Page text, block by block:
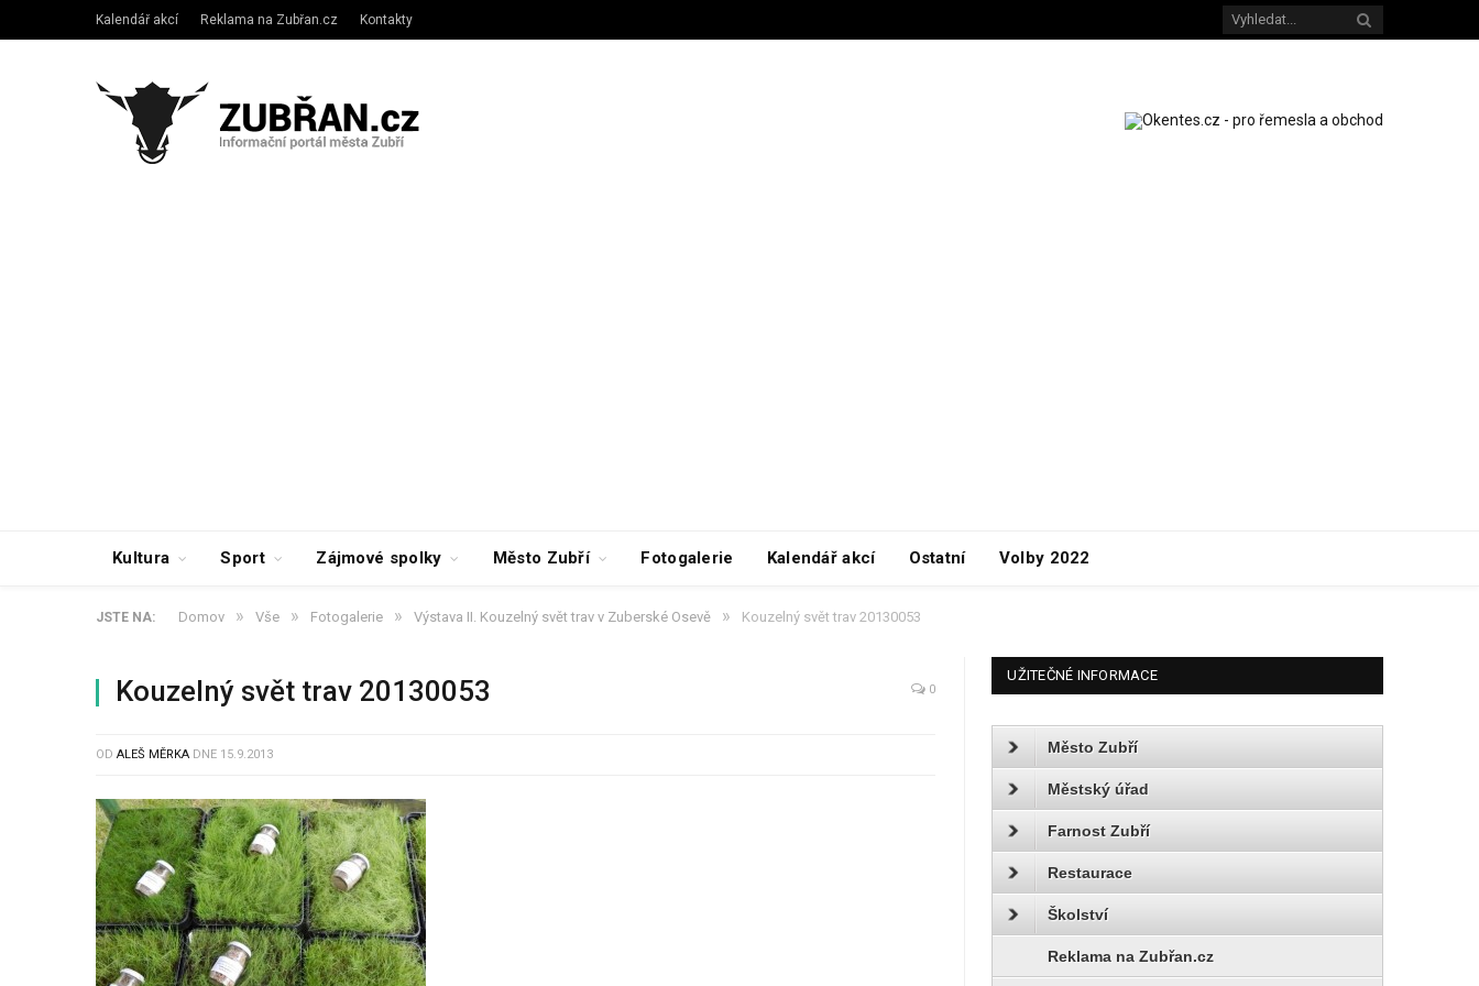
Kalendář akcí Reklama na Zubřan.cz Kontakty
Kultura Sport Zájmové spolky Město Zubří Fotogalerie Kalendář akcí Ostatní Volby 2022
JSTE NA: Domov » Vše » Fotogalerie » Výstava II. Kouzelný svět trav v Zuberské Osevě » Kouzelný svět trav 20130053
Kouzelný svět trav 20130053 0
OD ALEŠ MĚRKA DNE 15.9.2013
UŽITEČNÉ INFORMACE
Město Zubří
Městský úřad
Farnost Zubří
Restaurace
Školství
Reklama na Zubřan.cz